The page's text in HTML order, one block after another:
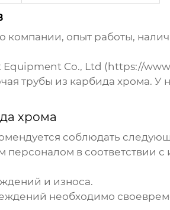
компании, опыт работы,
Co., Ltd (https://
трубы из карбида хрома. У
хрома
соблюдать
в соответствии с
и износа.
необходимо